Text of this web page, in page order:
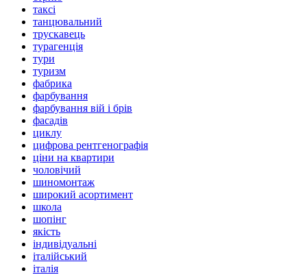
таксі
танцювальний
трускавець
турагенція
тури
туризм
фабрика
фарбування
фарбування вій і брів
фасадів
циклу
цифрова рентгенографія
ціни на квартири
чоловічий
шиномонтаж
широкий асортимент
школа
шопінг
якість
індивідуальні
італійський
італія